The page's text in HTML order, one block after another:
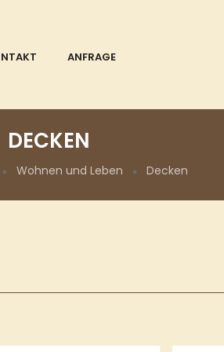
ANFRAGE
DECKEN
Wohnen und Leben Decken